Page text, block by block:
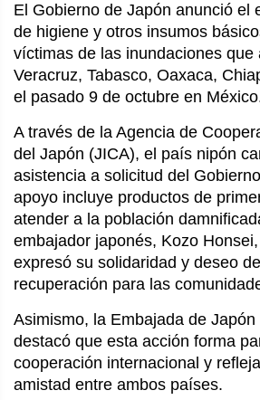
El Gobierno de Japón anunció el
de higiene y otros insumos
víctimas de las inundaciones que
Veracruz, Tabasco, Oaxaca,
el pasado 9 de octubre en
A través de la Agencia de
del Japón (JICA), el país nipón
asistencia a solicitud del
apoyo incluye productos de
atender a la población
embajador japonés, Kozo
expresó su solidaridad y deseo
recuperación para las
Asimismo, la Embajada de
destacó que esta acción forma
cooperación internacional y
amistad entre ambos países.